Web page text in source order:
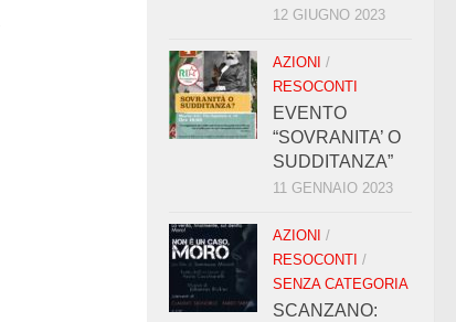
12 GIUGNO 2023
AZIONI /
RESOCONTI
EVENTO
“SOVRANITA’ O
SUDDITANZA”
11 GENNAIO 2023
AZIONI /
RESOCONTI /
SENZA CATEGORIA
SCANZANO: